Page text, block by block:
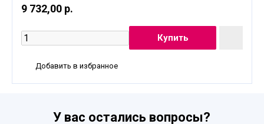
9 732,00 р.
Добавить в избранное
У вас остались вопросы?